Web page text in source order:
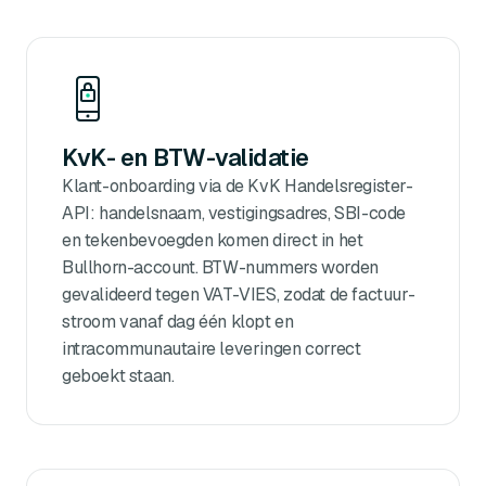
KvK- en BTW-validatie
Klant-onboarding via de KvK Handelsregister-
API: handelsnaam, vestigingsadres, SBI-code
en tekenbevoegden komen direct in het
Bullhorn-account. BTW-nummers worden
gevalideerd tegen VAT-VIES, zodat de factuur-
stroom vanaf dag één klopt en
intracommunautaire leveringen correct
geboekt staan.